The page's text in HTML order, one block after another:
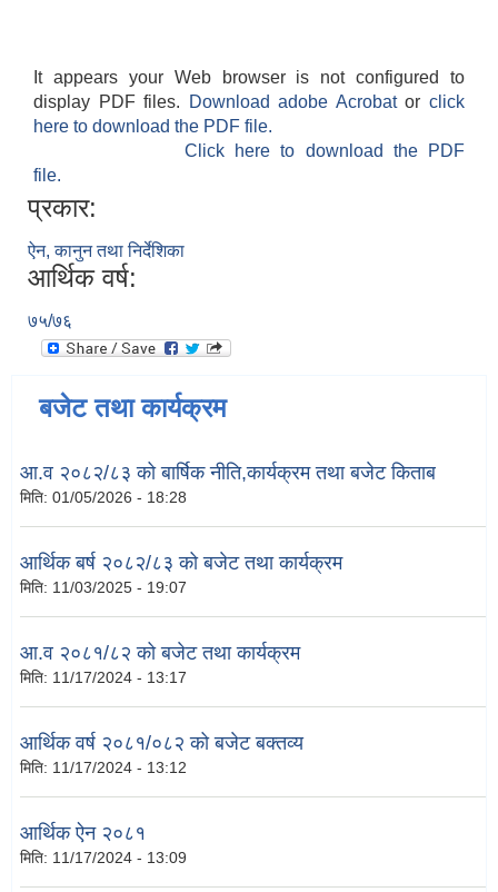
It appears your Web browser is not configured to
display PDF files.
Download adobe Acrobatorclick
here to download the PDF file.
Click here to download the PDF
file.
प्रकार:
ऐन, कानुन तथा निर्देशिका
आर्थिक वर्ष:
७५/७६
बजेट तथा कार्यक्रम
आ.व २०८२/८३ को बार्षिक नीति,कार्यक्रम तथा बजेट किताब
मिति: 01/05/2026 - 18:28
आर्थिक बर्ष २०८२/८३ को बजेट तथा कार्यक्रम
मिति: 11/03/2025 - 19:07
आ.व २०८१/८२ को बजेट तथा कार्यक्रम
मिति: 11/17/2024 - 13:17
आर्थिक वर्ष २०८१/०८२ को बजेट बक्तव्य
मिति: 11/17/2024 - 13:12
आर्थिक ऐन २०८१
मिति: 11/17/2024 - 13:09